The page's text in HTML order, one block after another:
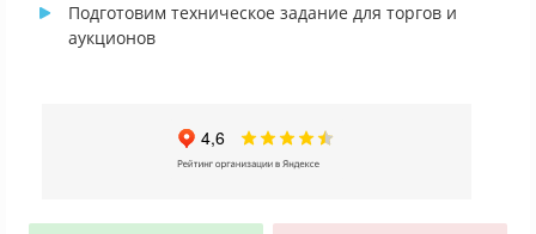
Подготовим техническое задание для торгов и
аукционов